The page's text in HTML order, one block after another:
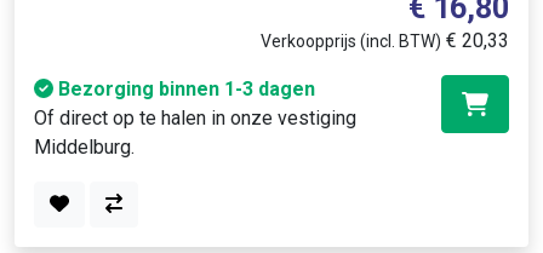
€ 16,80
Verkoopprijs (incl. BTW) € 20,33
Bezorging binnen 1-3 dagen
Of direct op te halen in onze vestiging
Middelburg.